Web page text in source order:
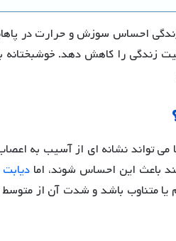
احساس سوزش و حرارت در
زندگی را کاهش دهد.
تواند نشانه ای از آسیب به
باعث این احساس شوند، امادیابت
متناوب باشد و شدت آن از